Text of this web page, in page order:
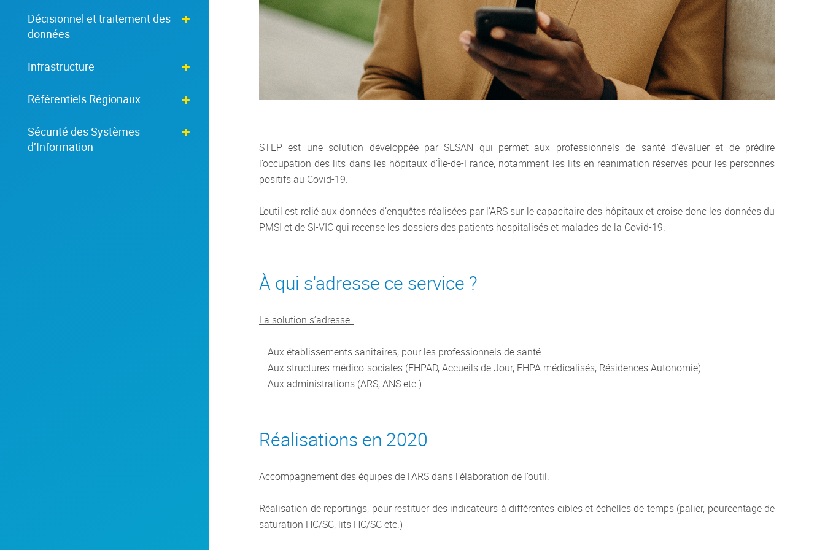
Décisionnel et traitement des
données
Infrastructure
Référentiels Régionaux
Sécurité des Systèmes
d’Information
STEP est une solution développée par SESAN qui permet aux professionnels de santé d’évaluer et de prédire
l’occupation des lits dans les hôpitaux d’Île-de-France, notamment les lits en réanimation réservés pour les personnes
positifs au Covid-19.
L’outil est relié aux données d’enquêtes réalisées par l’ARS sur le capacitaire des hôpitaux et croise donc les données du
PMSI et de SI-VIC qui recense les dossiers des patients hospitalisés et malades de la Covid-19.
À qui s'adresse ce service ?
La solution s’adresse :
– Aux établissements sanitaires, pour les professionnels de santé
– Aux structures médico-sociales (EHPAD, Accueils de Jour, EHPA médicalisés, Résidences Autonomie)
– Aux administrations (ARS, ANS etc.)
Réalisations en 2020
Accompagnement des équipes de l’ARS dans l’élaboration de l’outil.
Réalisation de reportings, pour restituer des indicateurs à différentes cibles et échelles de temps (palier, pourcentage de
saturation HC/SC, lits HC/SC etc.)